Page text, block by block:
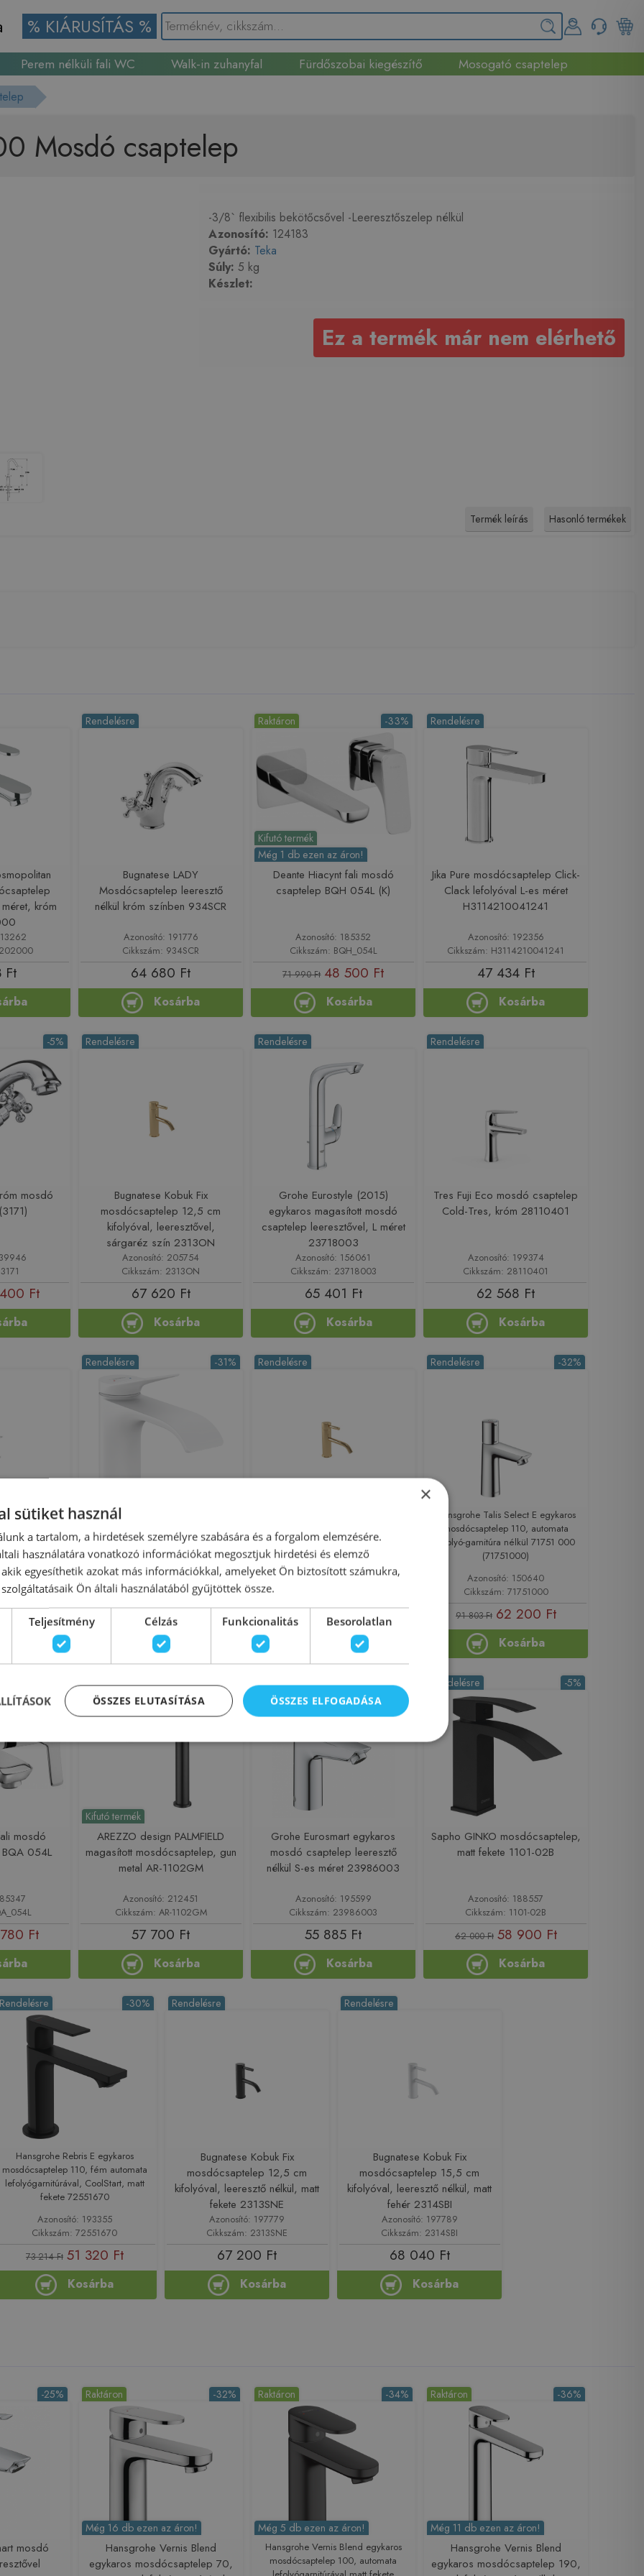
% KIÁRUSÍTÁS %
Perem nélküli fali WC Walk-in zuhanyfal Fürdőszobai kiegészítő
Mosogató csaptelep
Mosdó csaptelep
-3/8` flexibilis bekötőcsővel -Leeresztőszelep nélkül
Azonosító: 124183
Gyártó: Teka
Súly: 5 kg
Készlet:
Ez a termék már nem elérhető
Termék leírás Hasonló termékek
króm
Ft
Rendelésre
Bugnatese LADY
Mosdócsaptelep leeresztő
nélkül króm színben 934SCR
Azonosító: 191776
Cikkszám: 934SCR
64 680 Ft
Kosárba
Kifutó termék
Még 1 db ezen az áron!
-33%
Raktáron
Deante Hiacynt fali mosdó
csaptelep BQH 054L (K)
Azonosító: 185352
Cikkszám: BQH_054L
71 990 Ft 48 500 Ft
Kosárba
Rendelésre
Jika Pure mosdócsaptelep Click-
Clack lefolyóval L-es méret
H3114210041241
Azonosító: 192356
Cikkszám: H3114210041241
47 434 Ft
Kosárba
-5%
mosdó
Ft
Rendelésre
Bugnatese Kobuk Fix
mosdócsaptelep 12,5 cm
kifolyóval, leeresztővel,
sárgaréz szín 2313ON
Azonosító: 205754
Cikkszám: 2313ON
67 620 Ft
Kosárba
Rendelésre
Grohe Eurostyle (2015)
egykaros magasított mosdó
csaptelep leeresztővel, L méret
23718003
Azonosító: 156061
Cikkszám: 23718003
65 401 Ft
Kosárba
Rendelésre
Tres Fuji Eco mosdó csaptelep
Cold-Tres, króm 28110401
Azonosító: 199374
Cikkszám: 28110401
62 568 Ft
Kosárba
csaptelep
28110402
Ft
-31%
Rendelésre
Hansgrohe Vivenis egykaros
mosdócsaptelep 80,
lefolyógarnitúra nélkül, matt fehér
75012700
Azonosító: 188243
Cikkszám: 75012700
95 179 Ft 65 200 Ft
Kosárba
Rendelésre
Mosdócsaptelep 15,5 cm
kifolyóval, leeresztővel,
sárgaréz szín 2314ON
Azonosító: 205767
68 460 Ft
Kosárba
-32%
Rendelésre
Hansgrohe Talis Select E egykaros
mosdócsaptelep 110, automata
lefolyó-garnitúra nélkül 71751 000
(71751000)
Azonosító: 150640
Cikkszám: 71751000
91 803 Ft 62 200 Ft
Kosárba
mosdó
054L
Ft
Kifutó termék
Rendelésre
AREZZO design PALMFIELD
magasított mosdócsaptelep, gun
metal AR-1102GM
Azonosító: 212451
Cikkszám: AR-1102GM
57 700 Ft
Kosárba
Rendelésre
Grohe Eurosmart egykaros
mosdó csaptelep leeresztő
nélkül S-es méret 23986003
Azonosító: 195599
Cikkszám: 23986003
55 885 Ft
Kosárba
-5%
Rendelésre
Sapho GINKO mosdócsaptelep,
matt fekete 1101-02B
Azonosító: 188557
Cikkszám: 1101-02B
62 000 Ft 58 900 Ft
Kosárba
-30%
Rendelésre
Hansgrohe Rebris E egykaros
mosdócsaptelep 110, fém automata
lefolyógarnitúrával, CoolStart, matt
fekete 72551670
Azonosító: 193355
Cikkszám: 72551670
73 214 Ft 51 320 Ft
Kosárba
Rendelésre
Bugnatese Kobuk Fix
mosdócsaptelep 12,5 cm
kifolyóval, leeresztő nélkül, matt
fekete 2313SNE
Azonosító: 197779
Cikkszám: 2313SNE
67 200 Ft
Kosárba
Rendelésre
Bugnatese Kobuk Fix
mosdócsaptelep 15,5 cm
kifolyóval, leeresztő nélkül, matt
fehér 2314SBI
Azonosító: 197789
Cikkszám: 2314SBI
68 040 Ft
Kosárba
-25%
mosdó
-32%
Raktáron
Még 16 db ezen az áron!
Hansgrohe Vernis Blend
egykaros mosdócsaptelep 70,
-34%
Raktáron
Még 5 db ezen az áron!
Hansgrohe Vernis Blend egykaros
mosdócsaptelep 100, automata
-36%
Raktáron
Még 11 db ezen az áron!
Hansgrohe Vernis Blend
egykaros mosdócsaptelep 190,
×
sütiket használ
a tartalom, a hirdetések személyre szabására és a forgalom elemzésére.
használatára vonatkozó információkat megosztjuk hirdetési és elemző
egyesíthetik azokat más információkkal, amelyeket Ön biztosított számukra,
Ön általi használatából gyűjtöttek össze.
Teljesítmény Célzás Funkcionalitás Besorolatlan
ÖSSZES ELFOGADÁSA
ÖSSZES ELUTASÍTÁSA